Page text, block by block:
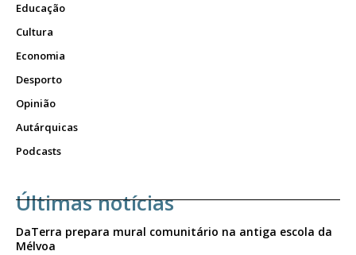
Educação
Cultura
Economia
Desporto
Opinião
Autárquicas
Podcasts
Últimas notícias
DaTerra prepara mural comunitário na antiga escola da
Mélvoa